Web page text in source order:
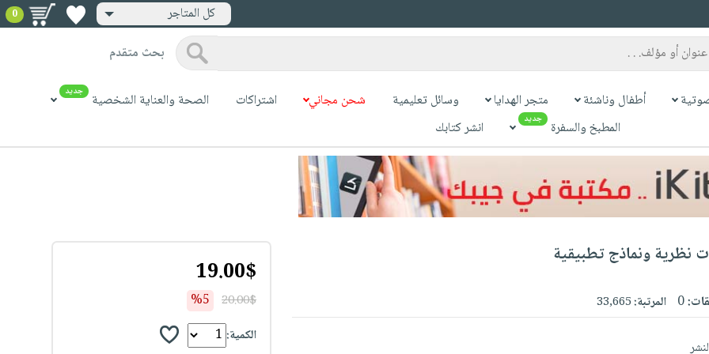
كل المتاجر 0
بحث متقدم
أطفال وناشئة متجر الهدايا وسائل تعليمية شحن مجاني اشتراكات الصحة والعناية الشخصية جديد
المطبخ والسفرة جديد انشر كتابك
نظرية ونماذج تطبيقية
0 المرتبة:33,665
19.00$
20.00$
%5
الكمية: